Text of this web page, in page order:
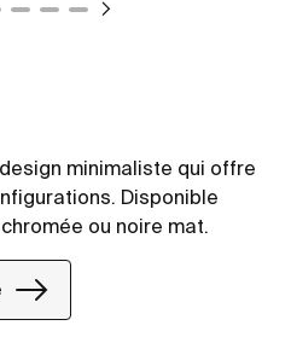
minimaliste qui offre
Disponible
ou noire mat.